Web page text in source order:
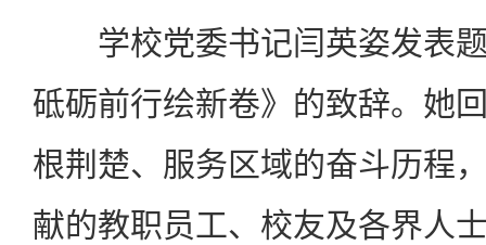
学校党委书记闫英姿发表题
砥砺前行绘新卷》的致辞。她
根荆楚、服务区域的奋斗历程
献的教职员工、校友及各界人